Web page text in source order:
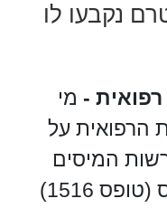
נקבעו לו
- מי
הרפואית על
המיסים
טופס בקשה לפטור ממס (טופס 1516)